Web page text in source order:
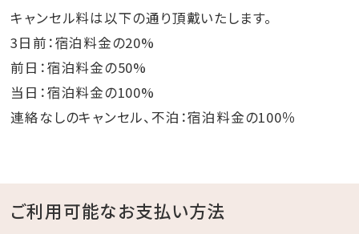
キャンセル料は以下の通り頂戴いたします。
3日前：宿泊料金の20%
前日：宿泊料金の50%
当日：宿泊料金の100%
連絡なしのキャンセル、不泊：宿泊料金の100％
ご利用可能なお支払い方法